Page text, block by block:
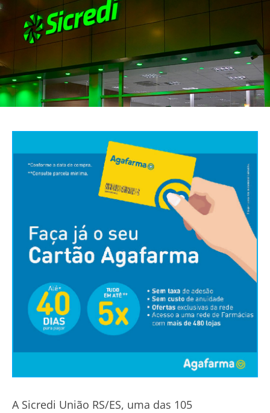
A Sicredi União RS/ES, uma das 105